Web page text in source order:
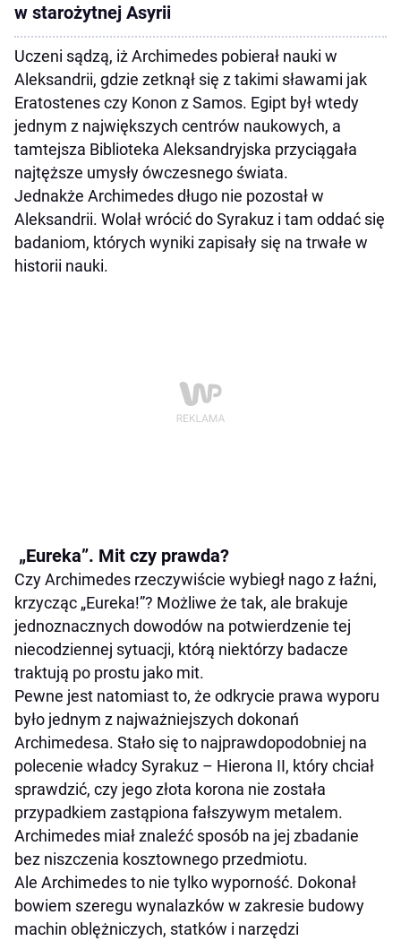
w starożytnej Asyrii
Uczeni sądzą, iż Archimedes pobierał nauki w
Aleksandrii, gdzie zetknął się z takimi sławami jak
Eratostenes czy Konon z Samos. Egipt był wtedy
jednym z największych centrów naukowych, a
tamtejsza Biblioteka Aleksandryjska przyciągała
najtęższe umysły ówczesnego świata.
Jednakże Archimedes długo nie pozostał w
Aleksandrii. Wolał wrócić do Syrakuz i tam oddać się
badaniom, których wyniki zapisały się na trwałe w
historii nauki.
„Eureka”. Mit czy prawda?
Czy Archimedes rzeczywiście wybiegł nago z łaźni,
krzycząc „Eureka!”? Możliwe że tak, ale brakuje
jednoznacznych dowodów na potwierdzenie tej
niecodziennej sytuacji, którą niektórzy badacze
traktują po prostu jako mit.
Pewne jest natomiast to, że odkrycie prawa wyporu
było jednym z najważniejszych dokonań
Archimedesa. Stało się to najprawdopodobniej na
polecenie władcy Syrakuz – Hierona II, który chciał
sprawdzić, czy jego złota korona nie została
przypadkiem zastąpiona fałszywym metalem.
Archimedes miał znaleźć sposób na jej zbadanie
bez niszczenia kosztownego przedmiotu.
Ale Archimedes to nie tylko wyporność. Dokonał
bowiem szeregu wynalazków w zakresie budowy
machin oblężniczych, statków i narzędzi